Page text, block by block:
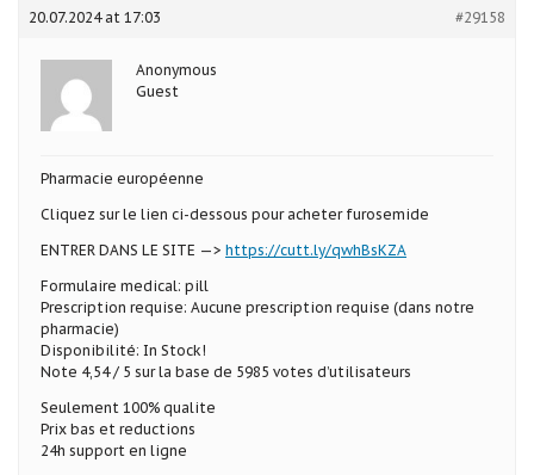
20.07.2024 at 17:03 #29158
Anonymous
Guest
Pharmacie européenne
Cliquez sur le lien ci-dessous pour acheter furosemide
ENTRER DANS LE SITE —> https://cutt.ly/qwhBsKZA
Formulaire medical: pill
Prescription requise: Aucune prescription requise (dans notre
pharmacie)
Disponibilité: In Stock!
Note 4,54 / 5 sur la base de 5985 votes d’utilisateurs
Seulement 100% qualite
Prix bas et reductions
24h support en ligne